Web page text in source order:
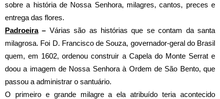
sobre a história de Nossa Senhora, milagres, cantos, preces e
entrega das flores.
Padroeira– Várias são as histórias que se contam da santa
milagrosa. Foi D. Francisco de Souza, governador-geral do Brasil
quem, em 1602, ordenou construir a Capela do Monte Serrat e
doou a imagem de Nossa Senhora à Ordem de São Bento, que
passou a administrar o santuário.
O primeiro e grande milagre a ela atribuído teria acontecido